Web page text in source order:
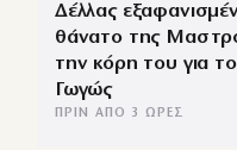
Δέλλας
θάνατο της
την κόρη του για
Γωγώς
ΠΡΙΝ ΑΠΌ 3 ΏΡΕΣ